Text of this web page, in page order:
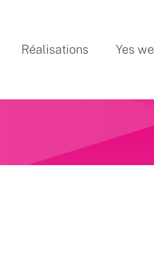
Réalisations Yes we